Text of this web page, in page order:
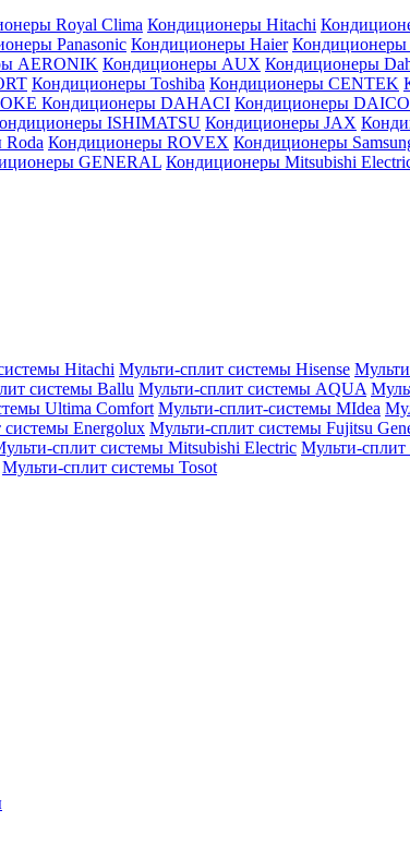
Royal Clima Кондиционеры Hitachi
Panasonic Кондиционеры Haier Кондиционеры
AERONIK Кондиционеры AUX Кондиционеры
Кондиционеры Toshiba Кондиционеры CENTEK
Кондиционеры DAHACI Кондиционеры
ISHIMATSU Кондиционеры JAX
Кондиционеры ROVEX Кондиционеры
GENERAL Кондиционеры Mitsubishi
Hitachi Мульти-сплит системы Hisense
системы Ballu Мульти-сплит системы AQUA
Ultima Comfort Мульти-сплит-системы MIdea
Energolux Мульти-сплит системы Fujitsu
сплит системы Mitsubishi Electric Мульти-
Мульти-сплит системы Tosot